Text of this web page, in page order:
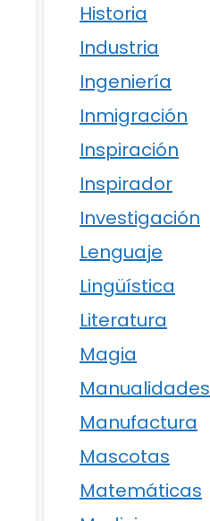
Historia
Industria
Ingeniería
Inmigración
Inspiración
Inspirador
Investigación
Lenguaje
Lingüística
Literatura
Magia
Manualidades
Manufactura
Mascotas
Matemáticas